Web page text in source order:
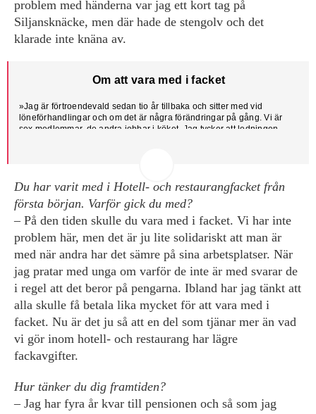
problem med händerna var jag ett kort tag på
Siljansknäcke, men där hade de stengolv och det
klarade inte knäna av.
Om att vara med i facket
»Jag är förtroendevald sedan tio år ­tillbaka och sitter med vid
löneförhandlingar och om det är några förändringar på gång. Vi är
sex medlemmar, de andra jobbar i köket. Jag tycker att ledningen
Du har varit med i Hotell- och restaurang­facket från
första början. Varför gick du med?
– På den tiden skulle du vara med i facket. Vi har inte
problem här, men det är ju lite solidariskt att man är
med när andra har det sämre på sina arbetsplatser. När
jag pratar med unga om varför de inte är med svarar de
i regel att det beror på pengarna. Ibland har jag tänkt att
alla skulle få betala lika mycket för att vara med i
facket. Nu är det ju så att en del som tjänar mer än vad
vi gör inom hotell- och restaurang har lägre
fackavgifter.
Hur tänker du dig framtiden?
– Jag har fyra år kvar till pensionen och så som jag